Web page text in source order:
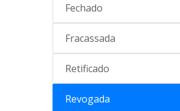
Fechado
Fracassada
Retificado
Revogada